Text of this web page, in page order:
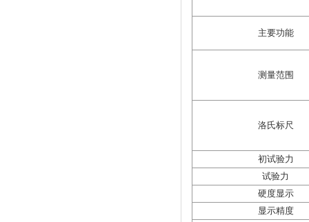
主要功能
测量范围
洛氏标尺
初试验力
试验力
硬度显示
显示精度